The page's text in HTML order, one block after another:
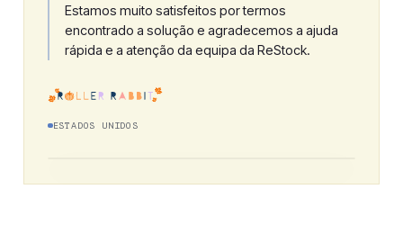
Estamos muito satisfeitos por termos
encontrado a solução e agradecemos a ajuda
rápida e a atenção da equipa da ReStock.
ESTADOS UNIDOS